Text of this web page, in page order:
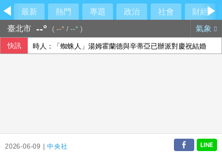
最新 熱門 專題 政治 社會
財經
臺北市 --° ( --° / --° ) 氣象
快訊 時人：「蜘蛛人」湯姆霍蘭德與辛蒂亞已辦派對慶祝結婚
2026-06-09 |中央社